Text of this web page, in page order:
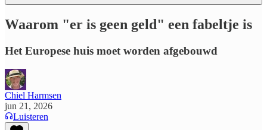
Waarom "er is geen geld" een fabeltje is
Het Europese huis moet worden afgebouwd
Chiel Harmsen
jun 21, 2026
Luisteren